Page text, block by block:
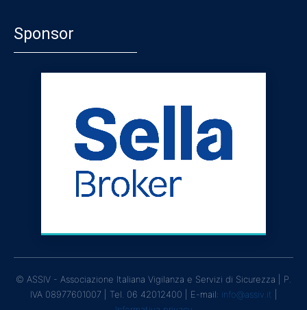
Sponsor
© ASSIV - Associazione Italiana Vigilanza e Servizi di Sicurezza | P.
IVA 08977601007 | Tel. 06 42012400 | E-mail: info@assiv.it